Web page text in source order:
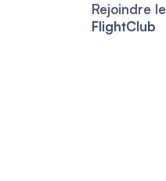
Rejoindre le
FlightClub